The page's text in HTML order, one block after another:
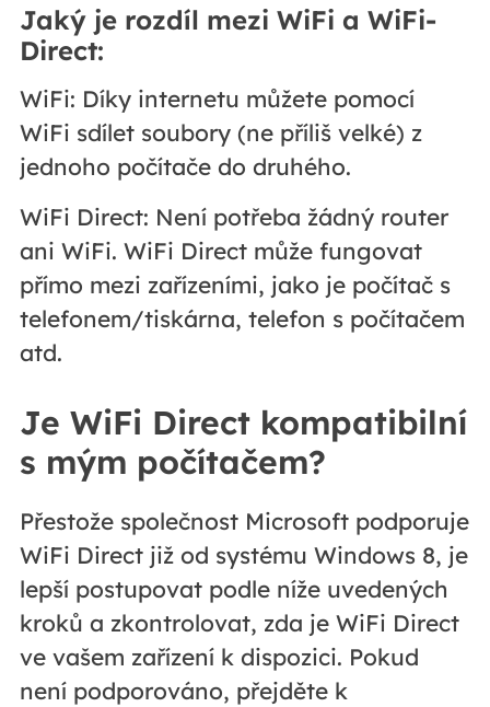
Jaký je rozdíl mezi WiFi a WiFi-
Direct:
WiFi: Díky internetu můžete pomocí
WiFi sdílet soubory (ne příliš velké) z
jednoho počítače do druhého.
WiFi Direct: Není potřeba žádný router
ani WiFi. WiFi Direct může fungovat
přímo mezi zařízeními, jako je počítač s
telefonem/tiskárna, telefon s počítačem
atd.
Je WiFi Direct kompatibilní
s mým počítačem?
Přestože společnost Microsoft podporuje
WiFi Direct již od systému Windows 8, je
lepší postupovat podle níže uvedených
kroků a zkontrolovat, zda je WiFi Direct
ve vašem zařízení k dispozici. Pokud
není podporováno, přejděte k